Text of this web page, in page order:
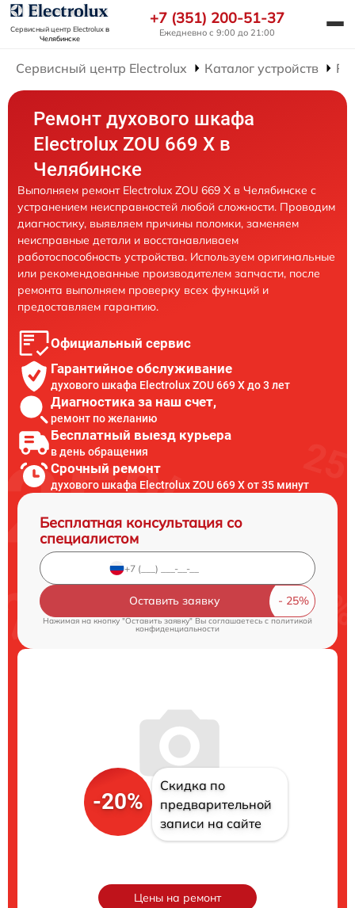
Сервисный центр Electroluxв
Челябинске
+7 (351) 200-51-37
Ежедневно с 9:00 до 21:00
Сервисный центр Electrolux Каталог устройств
Ремонт духового шкафа
Electrolux ZOU 669 X в
Челябинске
Выполняем ремонт Electrolux ZOU 669 X в Челябинске с
устранением неисправностей любой сложности. Проводим
диагностику, выявляем причины поломки, заменяем
неисправные детали и восстанавливаем
работоспособность устройства. Используем оригинальные
или рекомендованные производителем запчасти, после
ремонта выполняем проверку всех функций и
предоставляем гарантию.
Официальный сервис
Гарантийное обслуживание
духового шкафа Electrolux ZOU 669 X до 3 лет
Диагностика за наш счет,
ремонт по желанию
Бесплатный выезд курьера
в день обращения
Срочный ремонт
духового шкафа Electrolux ZOU 669 X от 35 минут
Бесплатная консультация со
специалистом
Оставить заявку
Нажимая на кнопку "Оставить заявку" Вы соглашаетесь c политикой
конфиденциальности
-20%
Скидка по
предварительной
записи на сайте
Цены на ремонт